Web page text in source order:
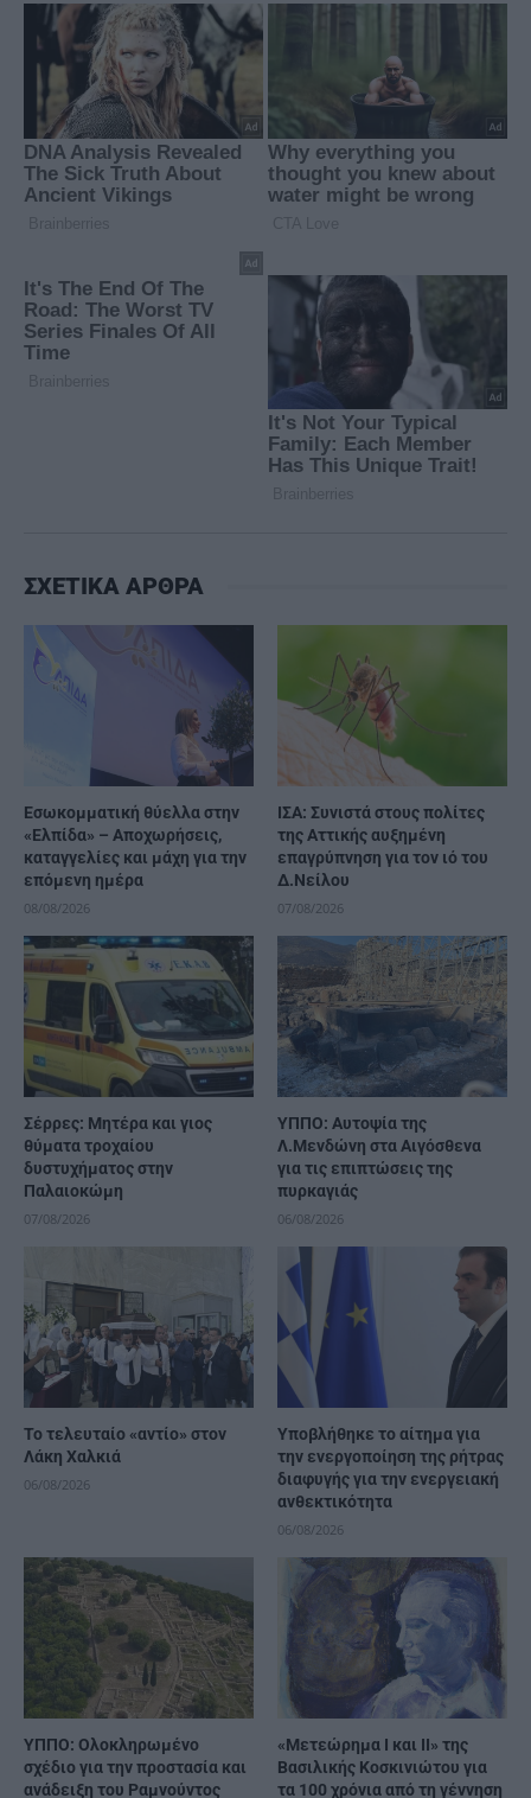
ΣΧΕΤΙΚΑ ΑΡΘΡΑ
Εσωκομματική θύελλα στην
«Ελπίδα» – Αποχωρήσεις,
καταγγελίες και μάχη για την
επόμενη ημέρα
08/08/2026
ΙΣΑ: Συνιστά στους πολίτες
της Αττικής αυξημένη
επαγρύπνηση για τον ιό του
Δ.Νείλου
07/08/2026
Σέρρες: Μητέρα και γιος
θύματα τροχαίου
δυστυχήματος στην
Παλαιοκώμη
07/08/2026
ΥΠΠΟ: Αυτοψία της
Λ.Μενδώνη στα Αιγόσθενα
για τις επιπτώσεις της
πυρκαγιάς
06/08/2026
Το τελευταίο «αντίο» στον
Λάκη Χαλκιά
06/08/2026
Υποβλήθηκε το αίτημα για
την ενεργοποίηση της ρήτρας
διαφυγής για την ενεργειακή
ανθεκτικότητα
06/08/2026
ΥΠΠΟ: Ολοκληρωμένο
σχέδιο για την προστασία και
ανάδειξη του Ραμνούντος
«Μετεώρημα Ι και ΙΙ» της
Βασιλικής Κοσκινιώτου για
τα 100 χρόνια από τη γέννηση